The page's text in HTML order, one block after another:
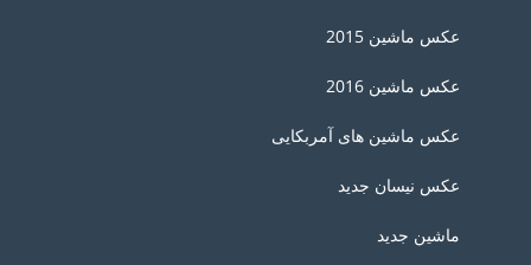
عکس ماشین 2015
عکس ماشین 2016
عکس ماشین های آمربکایی
عکس نیسان جدید
ماشین جدید